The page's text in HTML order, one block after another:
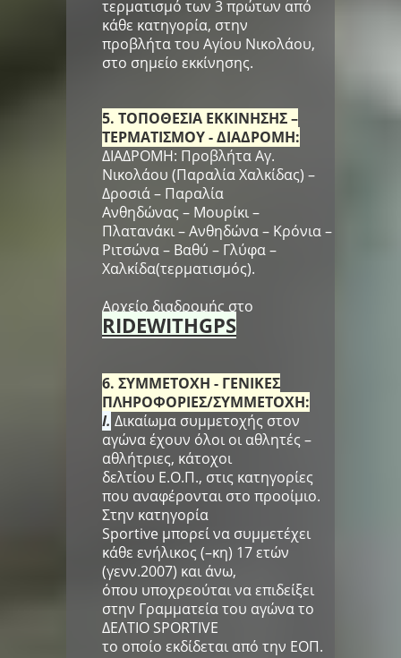
τερματισμό των 3 πρώτων από
κάθε κατηγορία, στην
προβλήτα του Αγίου Νικολάου,
στο σημείο εκκίνησης.
5. ΤΟΠΟΘΕΣΙΑ ΕΚΚΙΝΗΣΗΣ –
ΤΕΡΜΑΤΙΣΜΟΥ - ΔΙΑΔΡΟΜΗ:
ΔΙΑΔΡΟΜΗ: Προβλήτα Αγ.
Νικολάου (Παραλία Χαλκίδας) –
Δροσιά – Παραλία
Ανθηδώνας – Μουρίκι –
Πλατανάκι – Ανθηδώνα – Κρόνια –
Ριτσώνα – Βαθύ – Γλύφα –
Χαλκίδα(τερματισμός).
Αρχείο διαδρομής στο
RIDEWITHGPS
6. ΣΥΜΜΕΤΟΧΗ - ΓΕΝΙΚΕΣ
ΠΛΗΡΟΦΟΡΙΕΣ/ΣΥΜΜΕΤΟΧΗ:
I. Δικαίωμα συμμετοχής στον
αγώνα έχουν όλοι οι αθλητές –
αθλήτριες, κάτοχοι
δελτίου Ε.Ο.Π., στις κατηγορίες
που αναφέρονται στο προοίμιο.
Στην κατηγορία
Sportive μπορεί να συμμετέχει
κάθε ενήλικος (–κη) 17 ετών
(γενν.2007) και άνω,
όπου υποχρεούται να επιδείξει
στην Γραμματεία του αγώνα το
ΔΕΛΤΙΟ SPORTIVE
το οποίο εκδίδεται από την ΕΟΠ.